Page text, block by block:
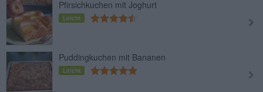
Pfirsichkuchen mit Joghurt
Leicht
Puddingkuchen mit Bananen
Leicht